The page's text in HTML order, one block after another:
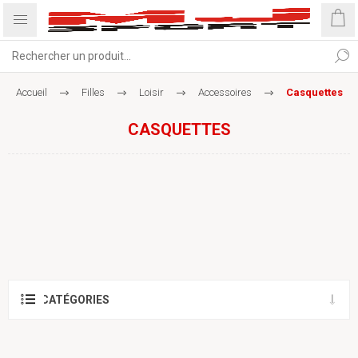
Accueil Filles Loisir Accessoires Casquettes
CASQUETTES
CATÉGORIES